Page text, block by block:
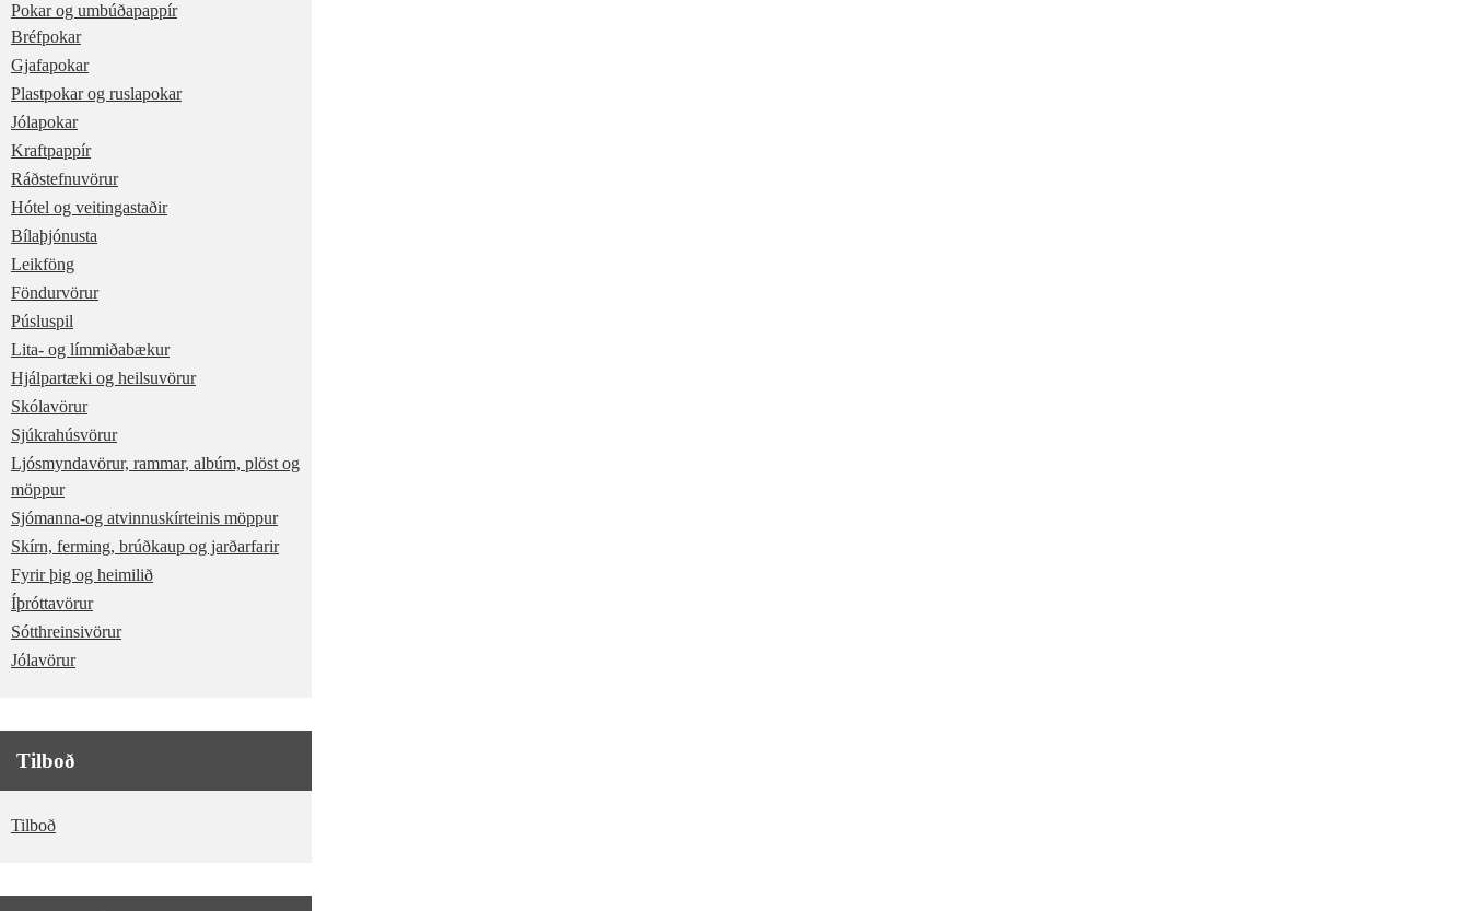
Pokar og umbúðapappír
Bréfpokar
Gjafapokar
Plastpokar og ruslapokar
Jólapokar
Kraftpappír
Ráðstefnuvörur
Hótel og veitingastaðir
Bílaþjónusta
Leikföng
Föndurvörur
Púsluspil
Lita- og límmiðabækur
Hjálpartæki og heilsuvörur
Skólavörur
Sjúkrahúsvörur
Ljósmyndavörur, rammar, albúm, plöst og
möppur
Sjómanna-og atvinnuskírteinis möppur
Skírn, ferming, brúðkaup og jarðarfarir
Fyrir þig og heimilið
Íþróttavörur
Sótthreinsivörur
Jólavörur
Tilboð
Tilboð